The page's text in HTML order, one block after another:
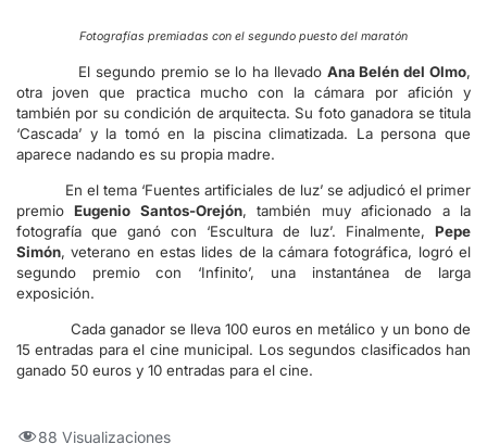
Fotografías premiadas con el segundo puesto del maratón
El segundo premio se lo ha llevado Ana Belén del Olmo,
otra joven que practica mucho con la cámara por afición y
también por su condición de arquitecta. Su foto ganadora se titula
‘Cascada’ y la tomó en la piscina climatizada. La persona que
aparece nadando es su propia madre.
En el tema ‘Fuentes artificiales de luz’ se adjudicó el primer
premioEugenio Santos-Orejón, también muy aficionado a la
fotografía que ganó con ‘Escultura de luz’. Finalmente, Pepe
Simón, veterano en estas lides de la cámara fotográfica, logró el
segundo premio con ‘Infinito’, una instantánea de larga
exposición.
Cada ganador se lleva 100 euros en metálico y un bono de
15 entradas para el cine municipal. Los segundos clasificados han
ganado 50 euros y 10 entradas para el cine.
88 Visualizaciones